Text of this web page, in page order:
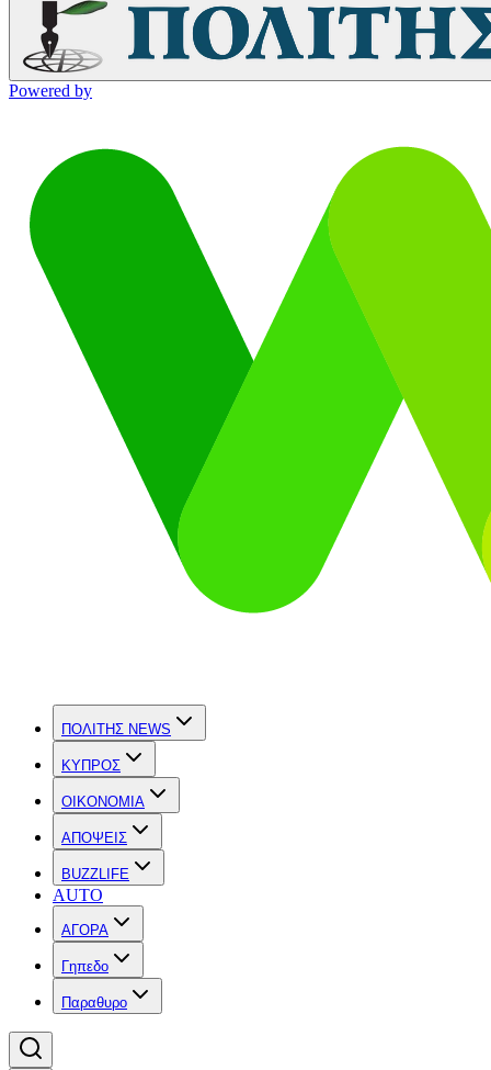
Powered by
ΠΟΛΙΤΗΣ NEWS
ΚΥΠΡΟΣ
OIKONOMIA
ΑΠΟΨΕΙΣ
BUZZLIFE
AUTO
ΑΓΟΡΑ
Γηπεδο
Παραθυρο